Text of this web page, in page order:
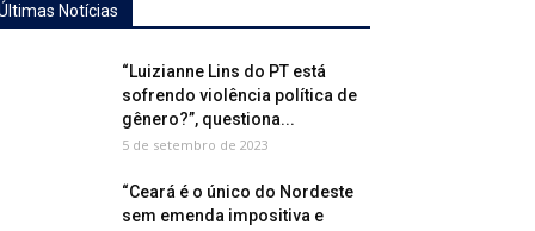
Notícias
“Luizianne Lins do PT está
sofrendo violência política de
gênero?”, questiona...
5 de setembro de 2023
“Ceará é o único do Nordeste
sem emenda impositiva e